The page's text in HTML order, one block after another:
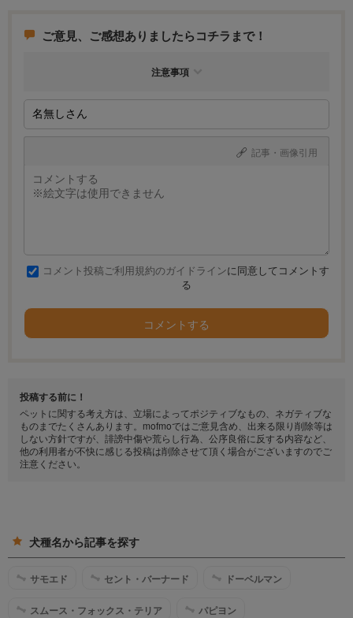
ご意見、ご感想ありましたらコチラまで！
注意事項
記事・画像引用
コメント投稿ご利用規約のガイドラインに同意してコメントす
る
コメントする
投稿する前に！
ペットに関する考え方は、立場によってポジティブなもの、ネガティブな
ものまでたくさんあります。mofmoではご意見含め、出来る限り削除等は
しない方針ですが、誹謗中傷や荒らし行為、公序良俗に反する内容など、
他の利用者が不快に感じる投稿は削除させて頂く場合がございますのでご
注意ください。
犬種名から記事を探す
サモエド セント・バーナード ドーベルマン
スムース・フォックス・テリア パピヨン